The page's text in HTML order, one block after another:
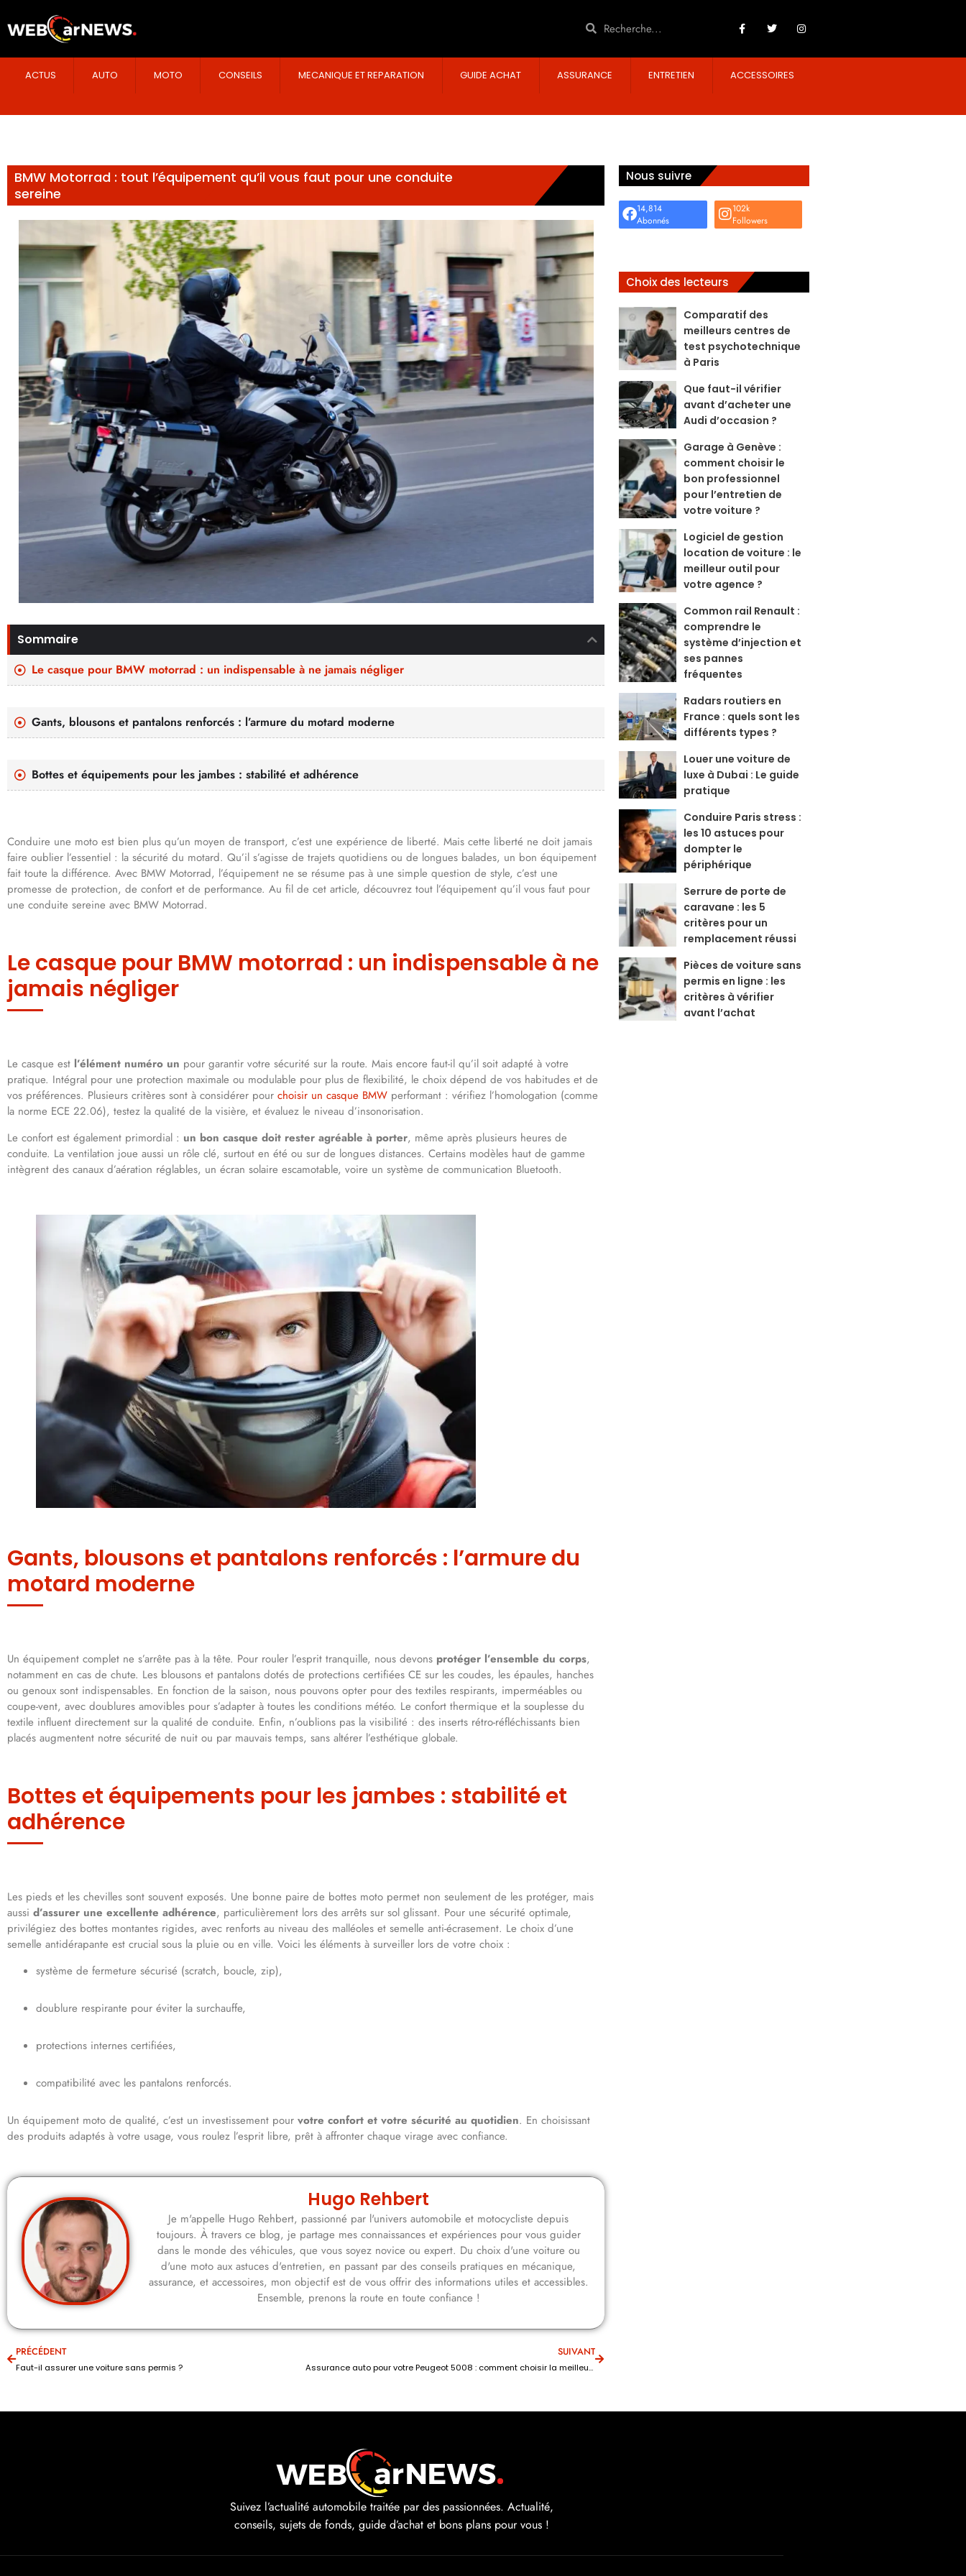
ACTUS AUTO MOTO CONSEILS MECANIQUE ET REPARATION GUIDE ACHAT ASSURANCE ENTRETIEN ACCESSOIRES
BMW Motorrad : tout l’équipement qu’il vous faut pour une conduite
sereine
Sommaire
Le casque pour BMW motorrad : un indispensable à ne jamais négliger
Gants, blousons et pantalons renforcés : l’armure du motard moderne
Bottes et équipements pour les jambes : stabilité et adhérence
Conduire une moto est bien plus qu’un moyen de transport, c’est une expérience de liberté. Mais cette liberté ne doit jamais
faire oublier l’essentiel : la sécurité du motard. Qu’il s’agisse de trajets quotidiens ou de longues balades, un bon équipement
fait toute la différence. Avec BMW Motorrad, l’équipement ne se résume pas à une simple question de style, c’est une
promesse de protection, de confort et de performance. Au fil de cet article, découvrez tout l’équipement qu’il vous faut pour
une conduite sereine avec BMW Motorrad.
Le casque pour BMW motorrad : un indispensable à ne
jamais négliger
Le casque est l’élément numéro un pour garantir votre sécurité sur la route. Mais encore faut-il qu’il soit adapté à votre
pratique. Intégral pour une protection maximale ou modulable pour plus de flexibilité, le choix dépend de vos habitudes et de
vos préférences. Plusieurs critères sont à considérer pour choisir un casque BMW performant : vérifiez l’homologation (comme
la norme ECE 22.06), testez la qualité de la visière, et évaluez le niveau d’insonorisation.
Le confort est également primordial : un bon casque doit rester agréable à porter, même après plusieurs heures de
conduite. La ventilation joue aussi un rôle clé, surtout en été ou sur de longues distances. Certains modèles haut de gamme
intègrent des canaux d’aération réglables, un écran solaire escamotable, voire un système de communication Bluetooth.
Gants, blousons et pantalons renforcés : l’armure du
motard moderne
Un équipement complet ne s’arrête pas à la tête. Pour rouler l’esprit tranquille, nous devons protéger l’ensemble du corps,
notamment en cas de chute. Les blousons et pantalons dotés de protections certifiées CE sur les coudes, les épaules, hanches
ou genoux sont indispensables. En fonction de la saison, nous pouvons opter pour des textiles respirants, imperméables ou
coupe-vent, avec doublures amovibles pour s’adapter à toutes les conditions météo. Le confort thermique et la souplesse du
textile influent directement sur la qualité de conduite. Enfin, n’oublions pas la visibilité : des inserts rétro-réfléchissants bien
placés augmentent notre sécurité de nuit ou par mauvais temps, sans altérer l’esthétique globale.
Bottes et équipements pour les jambes : stabilité et
adhérence
Les pieds et les chevilles sont souvent exposés. Une bonne paire de bottes moto permet non seulement de les protéger, mais
aussi d’assurer une excellente adhérence, particulièrement lors des arrêts sur sol glissant. Pour une sécurité optimale,
privilégiez des bottes montantes rigides, avec renforts au niveau des malléoles et semelle anti-écrasement. Le choix d’une
semelle antidérapante est crucial sous la pluie ou en ville. Voici les éléments à surveiller lors de votre choix :
système de fermeture sécurisé (scratch, boucle, zip),
doublure respirante pour éviter la surchauffe,
protections internes certifiées,
compatibilité avec les pantalons renforcés.
Un équipement moto de qualité, c’est un investissement pour votre confort et votre sécurité au quotidien. En choisissant
des produits adaptés à votre usage, vous roulez l’esprit libre, prêt à affronter chaque virage avec confiance.
Hugo Rehbert
Je m'appelle Hugo Rehbert, passionné par l'univers automobile et motocycliste depuis
toujours. À travers ce blog, je partage mes connaissances et expériences pour vous guider
dans le monde des véhicules, que vous soyez novice ou expert. Du choix d'une voiture ou
d'une moto aux astuces d'entretien, en passant par des conseils pratiques en mécanique,
assurance, et accessoires, mon objectif est de vous offrir des informations utiles et accessibles.
Ensemble, prenons la route en toute confiance !
PRÉCÉDENT
Faut-il assurer une voiture sans permis ?
SUIVANT
Assurance auto pour votre Peugeot 5008 : comment choisir la meilleure couverture ?
Nous suivre
14,814
Abonnés
102k
Followers
Choix des lecteurs
Comparatif des
meilleurs centres de
test psychotechnique
à Paris
Que faut-il vérifier
avant d’acheter une
Audi d’occasion ?
Garage à Genève :
comment choisir le
bon professionnel
pour l’entretien de
votre voiture ?
Logiciel de gestion
location de voiture : le
meilleur outil pour
votre agence ?
Common rail Renault :
comprendre le
système d’injection et
ses pannes
fréquentes
Radars routiers en
France : quels sont les
différents types ?
Louer une voiture de
luxe à Dubai : Le guide
pratique
Conduire Paris stress :
les 10 astuces pour
dompter le
périphérique
Serrure de porte de
caravane : les 5
critères pour un
remplacement réussi
Pièces de voiture sans
permis en ligne : les
critères à vérifier
avant l’achat
Suivez l’actualité automobile traitée par des passionnées. Actualité,
conseils, sujets de fonds, guide d’achat et bons plans pour vous !